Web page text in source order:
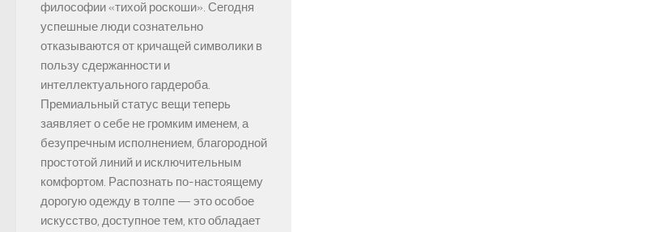
философии «тихой роскоши». Сегодня
успешные люди сознательно
отказываются от кричащей символики в
пользу сдержанности и
интеллектуального гардероба.
Премиальный статус вещи теперь
заявляет о себе не громким именем, а
безупречным исполнением, благородной
простотой линий и исключительным
комфортом. Распознать по-настоящему
дорогую одежду в толпе — это особое
искусство, доступное тем, кто обладает